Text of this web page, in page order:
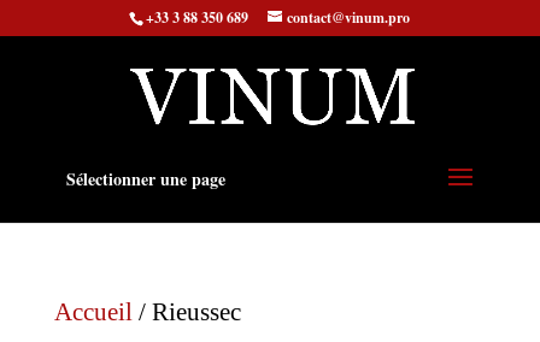
+33 3 88 350 689 contact@vinum.pro
Sélectionner une page
Accueil/ Rieussec